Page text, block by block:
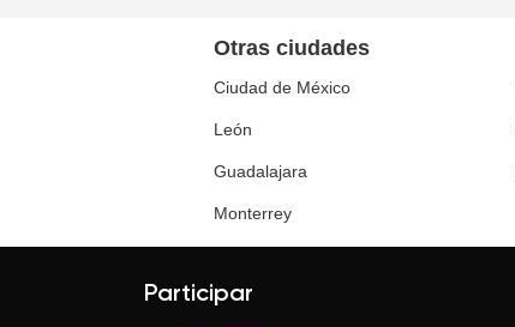
Otras ciudades
Ciudad de México
León
Guadalajara
Monterrey
Participar